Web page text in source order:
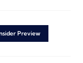
Preview